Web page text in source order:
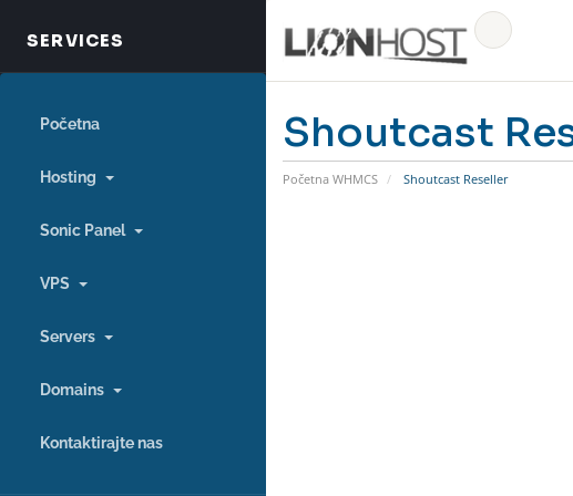
Početna
Hosting
Sonic Panel
VPS
Servers
Domains
Kontaktirajte nas
Shoutcast
Početna WHMCS Shoutcast Reseller